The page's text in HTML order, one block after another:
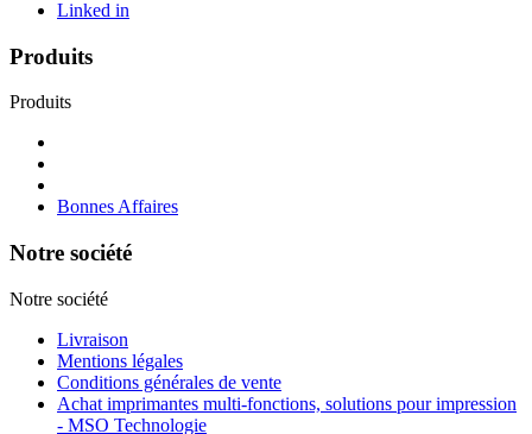
Linked in
Produits
Produits
Bonnes Affaires
Notre société
Notre société
Livraison
Mentions légales
Conditions générales de vente
Achat imprimantes multi-fonctions, solutions pour impression
- MSO Technologie